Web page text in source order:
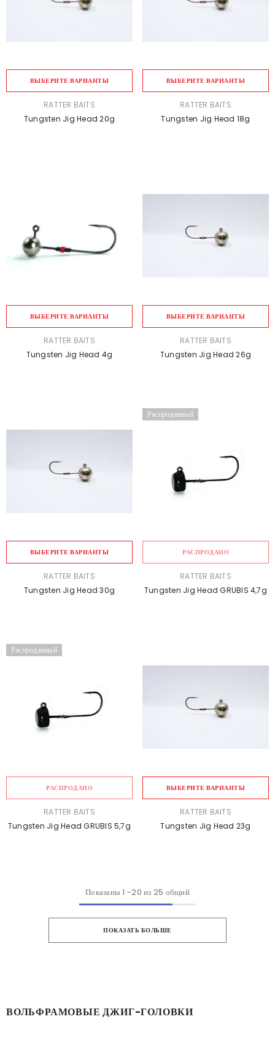
ВЫБЕРИТЕ ВАРИАНТЫ
ПРОДАВЕЦ:RATTER BAITS
Tungsten Jig Head 20g
ВЫБЕРИТЕ ВАРИАНТЫ
ПРОДАВЕЦ:RATTER BAITS
Tungsten Jig Head 18g
ВЫБЕРИТЕ ВАРИАНТЫ
ПРОДАВЕЦ:RATTER BAITS
Tungsten Jig Head 4g
ВЫБЕРИТЕ ВАРИАНТЫ
ПРОДАВЕЦ:RATTER BAITS
Tungsten Jig Head 26g
ВЫБЕРИТЕ ВАРИАНТЫ
ПРОДАВЕЦ:RATTER BAITS
Tungsten Jig Head 30g
Распроданный
РАСПРОДАНО
ПРОДАВЕЦ:RATTER BAITS
Tungsten Jig Head GRUBIS 4,7g
Распроданный
РАСПРОДАНО
ПРОДАВЕЦ:RATTER BAITS
Tungsten Jig Head GRUBIS 5,7g
ВЫБЕРИТЕ ВАРИАНТЫ
ПРОДАВЕЦ:RATTER BAITS
Tungsten Jig Head 23g
Показаны1 -20 из 25 общий
ПОКАЗАТЬ БОЛЬШЕ
ВОЛЬФРАМОВЫЕ ДЖИГ-ГОЛОВКИ